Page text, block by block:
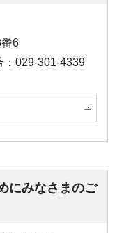
6
：029-301-4339
にみなさまのご